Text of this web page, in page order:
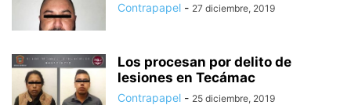
Contrapapel - 27 diciembre, 2019
Los procesan por delito de
lesiones en Tecámac
Contrapapel - 25 diciembre, 2019